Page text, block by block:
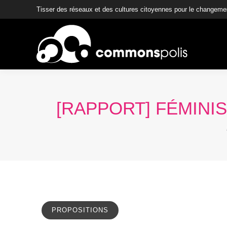
Tisser des réseaux et des cultures citoyennes pour le
[RAPPORT]
PROPOSITIONS